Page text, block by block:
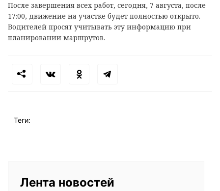
После завершения всех работ, сегодня, 7 августа, после
17:00, движение на участке будет полностью открыто.
Водителей просят учитывать эту информацию при
планировании маршрутов.
Теги:
Лента новостей